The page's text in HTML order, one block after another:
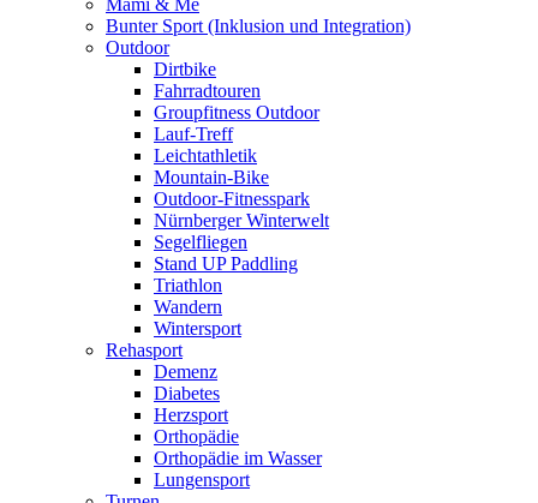
Bunter Sport (Inklusion und Integration)
Outdoor
Dirtbike
Fahrradtouren
Groupfitness Outdoor
Lauf-Treff
Leichtathletik
Mountain-Bike
Outdoor-Fitnesspark
Nürnberger Winterwelt
Segelfliegen
Stand UP Paddling
Triathlon
Wandern
Wintersport
Rehasport
Demenz
Diabetes
Herzsport
Orthopädie
Orthopädie im Wasser
Lungensport